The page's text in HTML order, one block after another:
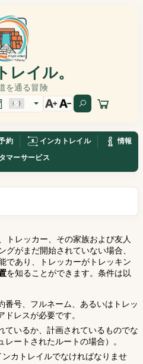
レイル。
を通る冒険
約 インカトレイル
情報
マーサービス
トレッカー、その家族および友人
がまだ開始されていない場合、
であり、トレッカーがトレッキン
を知ることができます。条件は以
番号、フルネーム、あるいはトレッ
レスが必要です。
ているか、計画されているものでな
ートされたルートの場合）。
カトレイルでなければなりませ